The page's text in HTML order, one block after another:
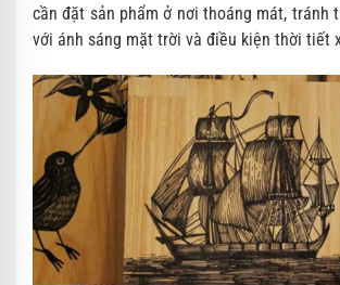
cần đặt sản phẩm ở nơi thoáng mát, tránh
với ánh sáng mặt trời và điều kiện thời tiết